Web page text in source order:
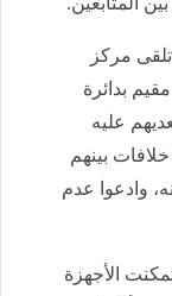
الجاري تلقى مركز
بدائرة
عليه
بينهم
وادعوا عدم
الأجهزة